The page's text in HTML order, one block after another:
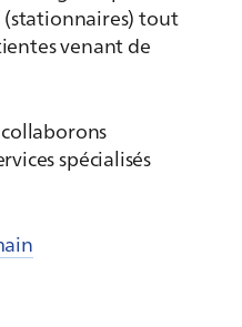
(stationnaires) tout
venant de
spécialisés